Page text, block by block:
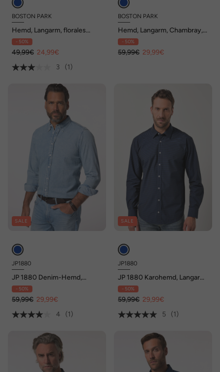
BOSTON PARK
Hemd, Langarm, florales
Muster, Kentkragen, Comfort
Fit, bis 8 XL
- 50%
49,99€ 24,99€
3
(1)
BOSTON PARK
Hemd, Langarm, Chambray,
Kentkragen, Comfort Fit, bis
8 XL
- 50%
59,99€ 29,99€
SALE
JP1880
JP 1880 Denim-Hemd,
Langarm, Buttondown-
Kragen, Modern Basic Fit, bis
8 XL
- 50%
59,99€ 29,99€
4
(1)
SALE
JP1880
JP 1880 Karohemd, Langarm,
Kentkragen, Modern Fit, bis 8
XL- 50%
59,99€ 29,99€
5
(1)